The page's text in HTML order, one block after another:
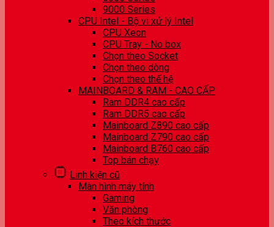
9000 Series
CPU Intel - Bộ vi xử lý Intel
CPU Xeon
CPU Tray - No box
Chọn theo Socket
Chọn theo dòng
Chọn theo thế hệ
MAINBOARD & RAM - CAO CẤP
Ram DDR4 cao cấp
Ram DDR5 cao cấp
Mainboard Z890 cao cấp
Mainboard Z790 cao cấp
Mainboard B760 cao cấp
Top bán chạy
Linh kiện cũ
Màn hình máy tính
Gaming
Văn phòng
Theo kích thước